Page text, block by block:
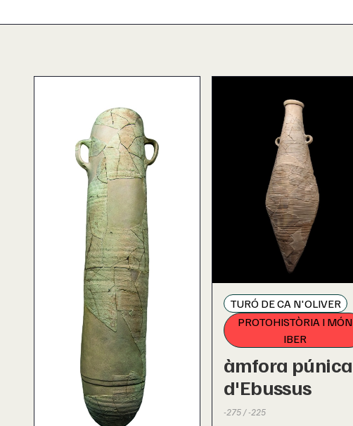
TURÓ DE CA N'OLIVER
PROTOHISTÒRIA I MÓN
IBER
àmfora púnica
d'Ebussus
-275 / -225